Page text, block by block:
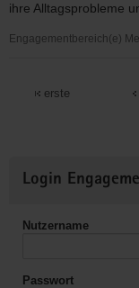
ihre Alltagsprobleme
Engagementbereich(e)
erste
Informationen
Login
Nutzername
Passwort